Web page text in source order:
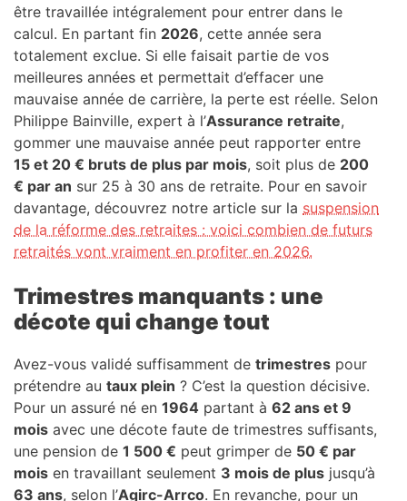
être travaillée intégralement pour entrer dans le
calcul. En partant fin 2026, cette année sera
totalement exclue. Si elle faisait partie de vos
meilleures années et permettait d’effacer une
mauvaise année de carrière, la perte est réelle. Selon
Philippe Bainville, expert à l’Assurance retraite,
gommer une mauvaise année peut rapporter entre
15 et 20 € bruts de plus par mois, soit plus de 200
€ par an sur 25 à 30 ans de retraite. Pour en savoir
davantage, découvrez notre article sur la suspension
de la réforme des retraites : voici combien de futurs
retraités vont vraiment en profiter en 2026.
Trimestres manquants : une
décote qui change tout
Avez-vous validé suffisamment de trimestres pour
prétendre au taux plein ? C’est la question décisive.
Pour un assuré né en 1964 partant à 62 ans et 9
mois avec une décote faute de trimestres suffisants,
une pension de 1 500 € peut grimper de 50 € par
mois en travaillant seulement 3 mois de plus jusqu’à
63 ans, selon l’Agirc-Arrco. En revanche, pour un